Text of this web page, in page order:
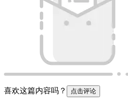
喜欢这篇内容吗？ 点击评论